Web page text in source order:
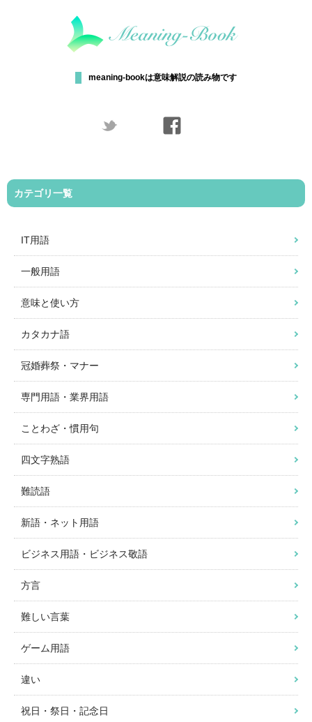
meaning-bookは意味解説の読み物です
カテゴリ一覧
IT用語
一般用語
意味と使い方
カタカナ語
冠婚葬祭・マナー
専門用語・業界用語
ことわざ・慣用句
四文字熟語
難読語
新語・ネット用語
ビジネス用語・ビジネス敬語
方言
難しい言葉
ゲーム用語
違い
祝日・祭日・記念日